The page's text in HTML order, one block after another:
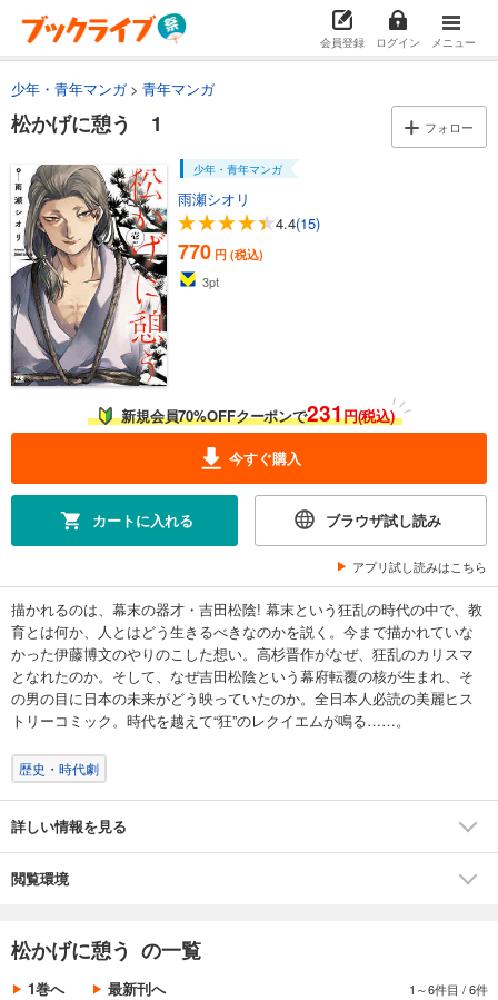
会員登録 ログイン メニュー
少年・青年マンガ 青年マンガ
松かげに憩う 1 フォロー
少年・青年マンガ
雨瀬シオリ
4.4(15)
770 円 (税込)
3pt
新規会員70%OFFクーポンで231円(税込)
今すぐ購入
カートに入れる ブラウザ試し読み
アプリ試し読みはこちら
描かれるのは、幕末の器才・吉田松陰! 幕末という狂乱の時代の中で、教
育とは何か、人とはどう生きるべきなのかを説く。今まで描かれていな
かった伊藤博文のやりのこした想い。高杉晋作がなぜ、狂乱のカリスマ
となれたのか。そして、なぜ吉田松陰という幕府転覆の核が生まれ、そ
の男の目に日本の未来がどう映っていたのか。全日本人必読の美麗ヒス
トリーコミック。時代を越えて“狂”のレクイエムが鳴る……。
歴史・時代劇
詳しい情報を見る
閲覧環境
松かげに憩う の一覧
1巻へ 最新刊へ 1～6件目 /6件